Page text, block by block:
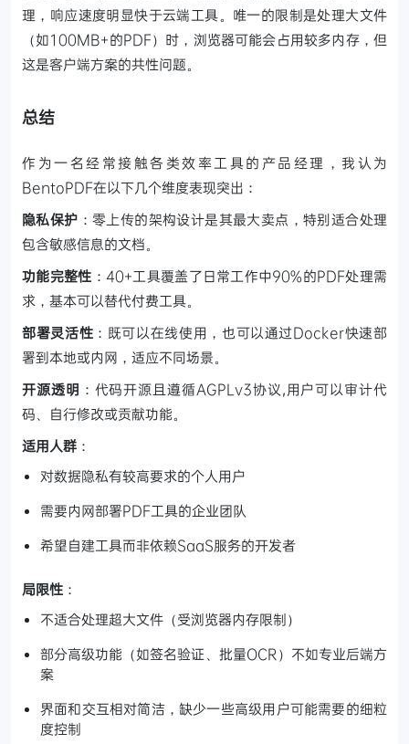
理，响应速度明显快于云端工具。唯一的限制是处理大文件
（如100MB+的PDF）时，浏览器可能会占用较多内存，但
这是客户端方案的共性问题。
总结
作为一名经常接触各类效率工具的产品经理，我认为
BentoPDF在以下几个维度表现突出：
隐私保护 ：零上传的架构设计是其最大卖点，特别适合处理
包含敏感信息的文档。
功能完整性 ：40+工具覆盖了日常工作中90%的PDF处理需
求，基本可以替代付费工具。
部署灵活性 ：既可以在线使用，也可以通过Docker快速部
署到本地或内网，适应不同场景。
开源透明 ：代码开源且遵循AGPLv3协议,用户可以审计代
码、自行修改或贡献功能。
适用人群 ：
对数据隐私有较高要求的个人用户
需要内网部署PDF工具的企业团队
希望自建工具而非依赖SaaS服务的开发者
局限性 ：
不适合处理超大文件（受浏览器内存限制）
部分高级功能（如签名验证、批量OCR）不如专业后端方
案
界面和交互相对简洁，缺少一些高级用户可能需要的细粒
度控制